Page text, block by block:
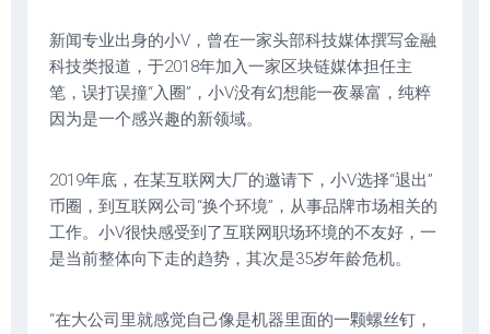
新闻专业出身的小V，曾在一家头部科技媒体撰写金融
科技类报道，于2018年加入一家区块链媒体担任主
笔，误打误撞“入圈”，小V没有幻想能一夜暴富，纯粹
因为是一个感兴趣的新领域。
2019年底，在某互联网大厂的邀请下，小V选择“退出”
币圈，到互联网公司“换个环境”，从事品牌市场相关的
工作。小V很快感受到了互联网职场环境的不友好，一
是当前整体向下走的趋势，其次是35岁年龄危机。
“在大公司里就感觉自己像是机器里面的一颗螺丝钉，